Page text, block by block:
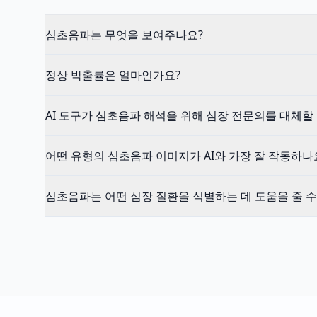
심초음파는 무엇을 보여주나요?
정상 박출률은 얼마인가요?
AI 도구가 심초음파 해석을 위해 심장 전문의를 대체할
어떤 유형의 심초음파 이미지가 AI와 가장 잘 작동하나
심초음파는 어떤 심장 질환을 식별하는 데 도움을 줄